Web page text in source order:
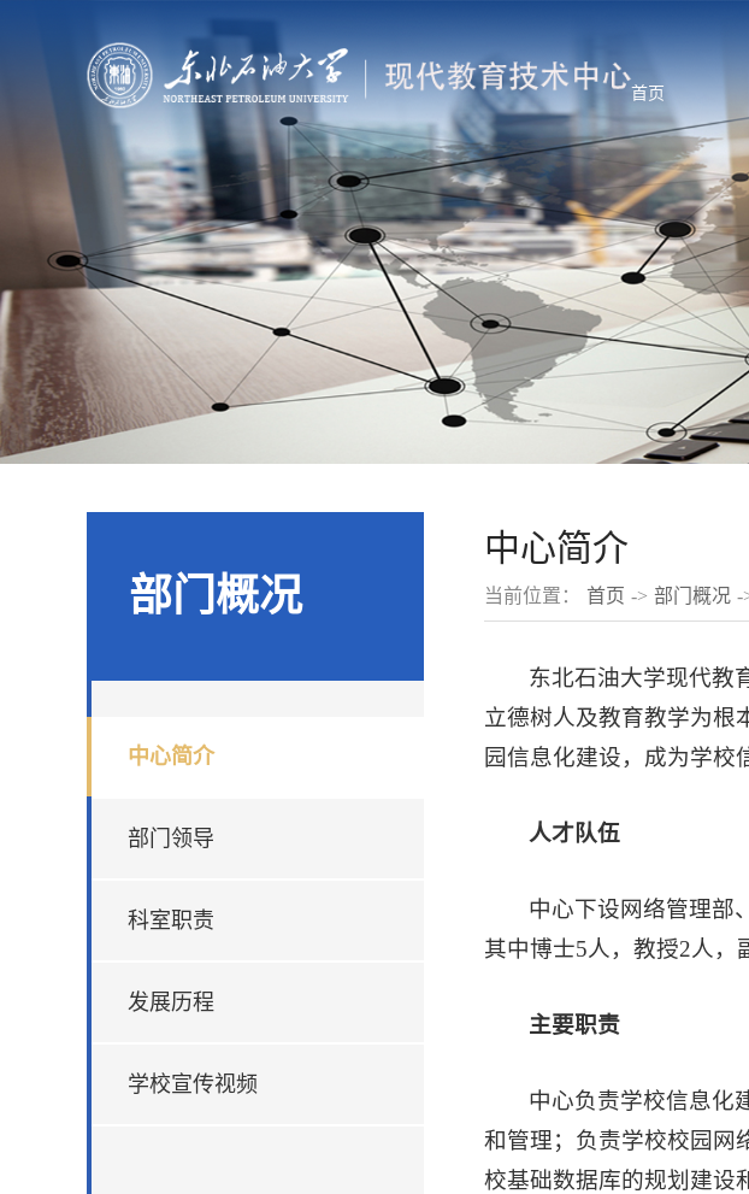
首页
部门概况
中心简介
部门领导
科室职责
发展历程
学校宣传视频
中心简介
当前位置： 首页 -> 部门概况 -
东北石油大学现代教
立德树人及教育教学为根
园信息化建设，成为学校
人才队伍
中心下设网络管理部
其中博士5人，教授2人，
主要职责
中心负责学校信息化
和管理；负责学校校园网
校基础数据库的规划建设